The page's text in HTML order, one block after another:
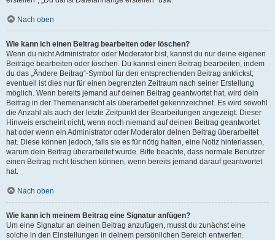
Nach oben
Wie kann ich einen Beitrag bearbeiten oder löschen?
Wenn du nicht Administrator oder Moderator bist, kannst du nur deine eigenen
Beiträge bearbeiten oder löschen. Du kannst einen Beitrag bearbeiten, indem
du das „Ändere Beitrag“-Symbol für den entsprechenden Beitrag anklickst;
eventuell ist dies nur für einen begrenzten Zeitraum nach seiner Erstellung
möglich. Wenn bereits jemand auf deinen Beitrag geantwortet hat, wird dein
Beitrag in der Themenansicht als überarbeitet gekennzeichnet. Es wird sowohl
die Anzahl als auch der letzte Zeitpunkt der Bearbeitungen angezeigt. Dieser
Hinweis erscheint nicht, wenn noch niemand auf deinen Beitrag geantwortet
hat oder wenn ein Administrator oder Moderator deinen Beitrag überarbeitet
hat. Diese können jedoch, falls sie es für nötig halten, eine Notiz hinterlassen,
warum dein Beitrag überarbeitet wurde. Bitte beachte, dass normale Benutzer
einen Beitrag nicht löschen können, wenn bereits jemand darauf geantwortet
hat.
Nach oben
Wie kann ich meinem Beitrag eine Signatur anfügen?
Um eine Signatur an deinen Beitrag anzufügen, musst du zunächst eine
solche in den Einstellungen in deinem persönlichen Bereich entwerfen.